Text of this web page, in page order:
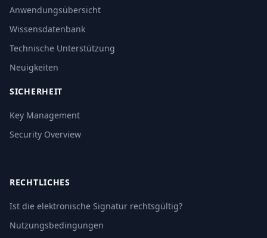
Anwendungsübersicht
Wissensdatenbank
Technische Unterstützung
Neuigkeiten
SICHERHEIT
Key Management
Security Overview
RECHTLICHES
Ist die elektronische Signatur rechtsgültig?
Nutzungsbedingungen